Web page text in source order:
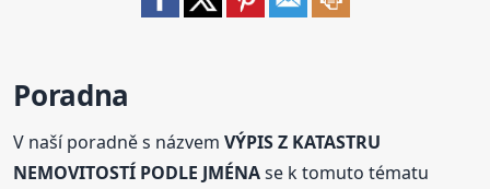
Poradna
V naší poradně s názvemVÝPIS Z KATASTRU
NEMOVITOSTÍ PODLE JMÉNAse k tomuto tématu